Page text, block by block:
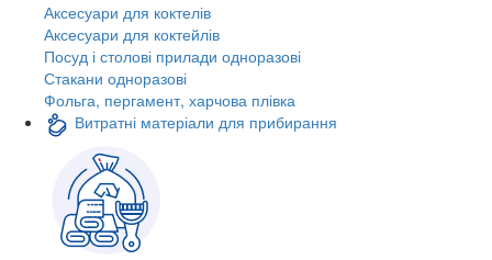
Аксесуари для коктелів
Аксесуари для коктейлів
Посуд і столові прилади одноразові
Стакани одноразові
Фольга, пергамент, харчова плівка
Витратні матеріали для прибирання